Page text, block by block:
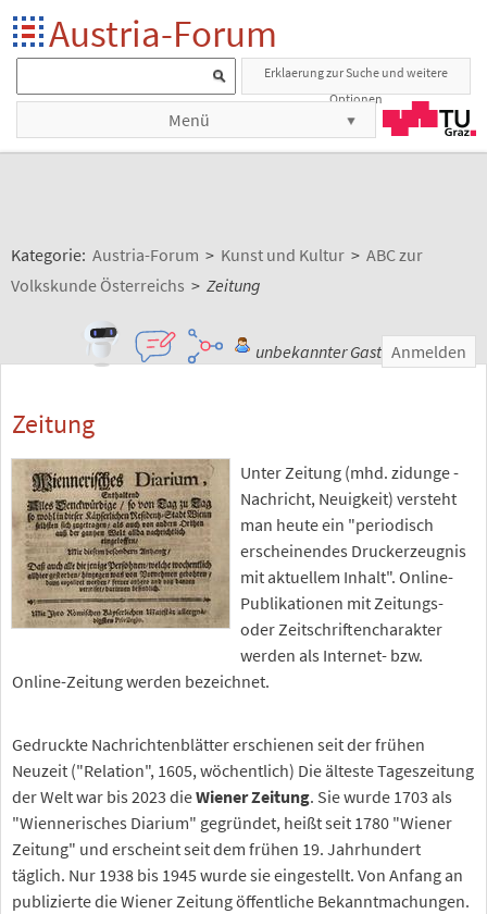
Austria-Forum
Erklaerung zur Suche und weitere
Optionen
Menü
Kategorie: Austria-Forum > Kunst und Kultur > ABC zur
Volkskunde Österreichs > Zeitung
unbekannter Gast Anmelden
Zeitung
Unter Zeitung (mhd. zidunge -
Nachricht, Neuigkeit) versteht
man heute ein "periodisch
erscheinendes Druckerzeugnis
mit aktuellem Inhalt". Online-
Publikationen mit Zeitungs-
oder Zeitschriftencharakter
werden als Internet- bzw.
Online-Zeitung werden bezeichnet.
Gedruckte Nachrichtenblätter erschienen seit der frühen
Neuzeit ("Relation", 1605, wöchentlich) Die älteste Tageszeitung
der Welt war bis 2023 dieWiener Zeitung. Sie wurde 1703 als
"Wiennerisches Diarium" gegründet, heißt seit 1780 "Wiener
Zeitung" und erscheint seit dem frühen 19. Jahrhundert
täglich. Nur 1938 bis 1945 wurde sie eingestellt. Von Anfang an
publizierte die Wiener Zeitung öffentliche Bekanntmachungen.